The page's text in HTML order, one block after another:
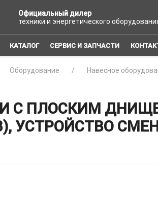
Официальный дилер
техники и энергетического
КАТАЛОГ СЕРВИС И ЗАПЧАСТИ
Оборудование Навесное
С ПЛОСКИМ
УСТРОЙСТВО